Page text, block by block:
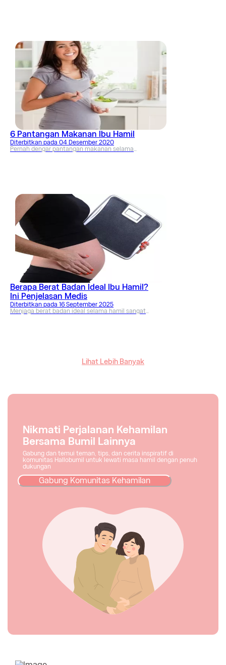
6 Pantangan Makanan Ibu Hamil
Diterbitkan pada 04 Desember 2020
Pernah dengar pantangan makanan selama
Berapa Berat Badan Ideal Ibu Hamil?
Ini Penjelasan Medis
Diterbitkan pada 16 September 2025
Menjaga berat badan ideal selama hamil sangat
Lihat Lebih Banyak
Nikmati Perjalanan Kehamilan
Bersama Bumil Lainnya
Gabung dan temui teman, tips, dan cerita inspiratif di
komunitas Hallobumil untuk lewati masa hamil dengan penuh
dukungan
Gabung Komunitas Kehamilan